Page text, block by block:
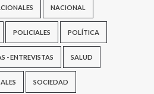
NACIONAL
POLICIALES POLÍTICA
- ENTREVISTAS SALUD
SOCIEDAD